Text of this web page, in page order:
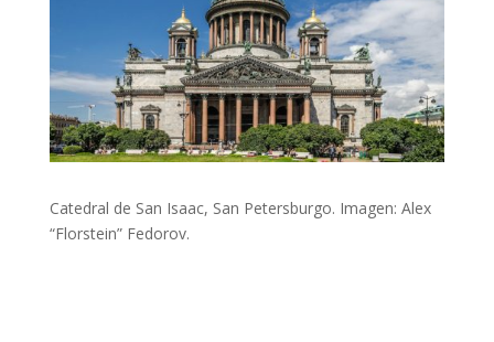
Catedral de San Isaac, San Petersburgo. Imagen: Alex
“Florstein” Fedorov.